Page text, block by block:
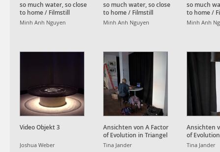
so much water, so close
to home / Filmstill
Minh Anh Nguyen
so much water, so close
to home / Filmstill
Minh Anh Nguyen
so much
to home /
Minh Anh
Video Objekt 3
Joshua Weber
Ansichten von A Factor
of Evolution in Triangel
Studio
Tina Jander
Ansichten
of
Studio
Tina Jander